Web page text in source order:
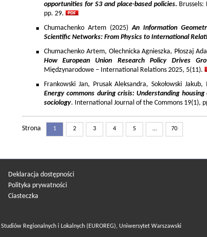
opportunities for S3 and place-based policies.
pp. 29.
Chumachenko Artem (2025)An Information
Scientific Networks: From Physics to International
Chumachenko Artem, Olechnicka Agnieszka, Płoszaj
How European Union Research Policy Drives
Międzynarodowe – International Relations 2025, 5(11).
Frankowski Jan, Prusak Aleksandra, Sokołowski
Energy commons during crisis: Understanding
sociology. International Journal of the Commons 19(1),
Strona 1 2 3 4 5 ... 70
Deklaracja dostępności
Polityka prywatności
Ciasteczka
Regionalnych i Lokalnych (EUROREG), Uniwersytet Warszawski